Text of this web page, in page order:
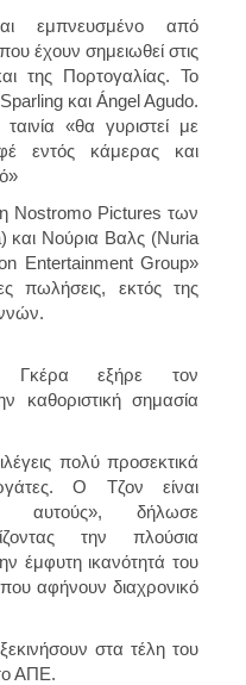
εμπνευσμένο από
έχουν σημειωθεί στις
της Πορτογαλίας. Το
και Ángel Agudo.
«θα γυριστεί με
εντός κάμερας και
Nostromo Pictures των
και Νούρια Βαλς (Nuria
Entertainment Group»
πωλήσεις, εκτός της
Γκέρα εξήρε τον
καθοριστική σημασία
πολύ προσεκτικά
Ο Τζον είναι
αυτούς», δήλωσε
την πλούσια
έμφυτη ικανότητά του
αφήνουν διαχρονικό
στα τέλη του
ΑΠΕ.